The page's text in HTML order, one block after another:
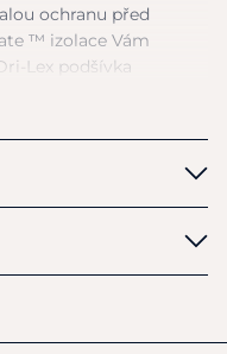
ochranu před
™ izolace Vám
Lex podšívka
váhy
Duratread ™s
5, 5.5, 6, 6.5, 7, 7.5,